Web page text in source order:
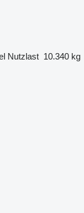
Nutzlast 10.340 kg